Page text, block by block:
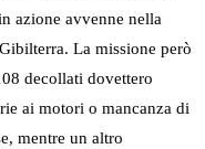
azione avvenne nella
La missione però
decollati dovettero
ai motori o mancanza di
mentre un altro